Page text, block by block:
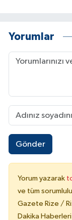
Yorumlar
Gönder
Yorum yazarak
ve tüm
Gazete Rize /
Dakika